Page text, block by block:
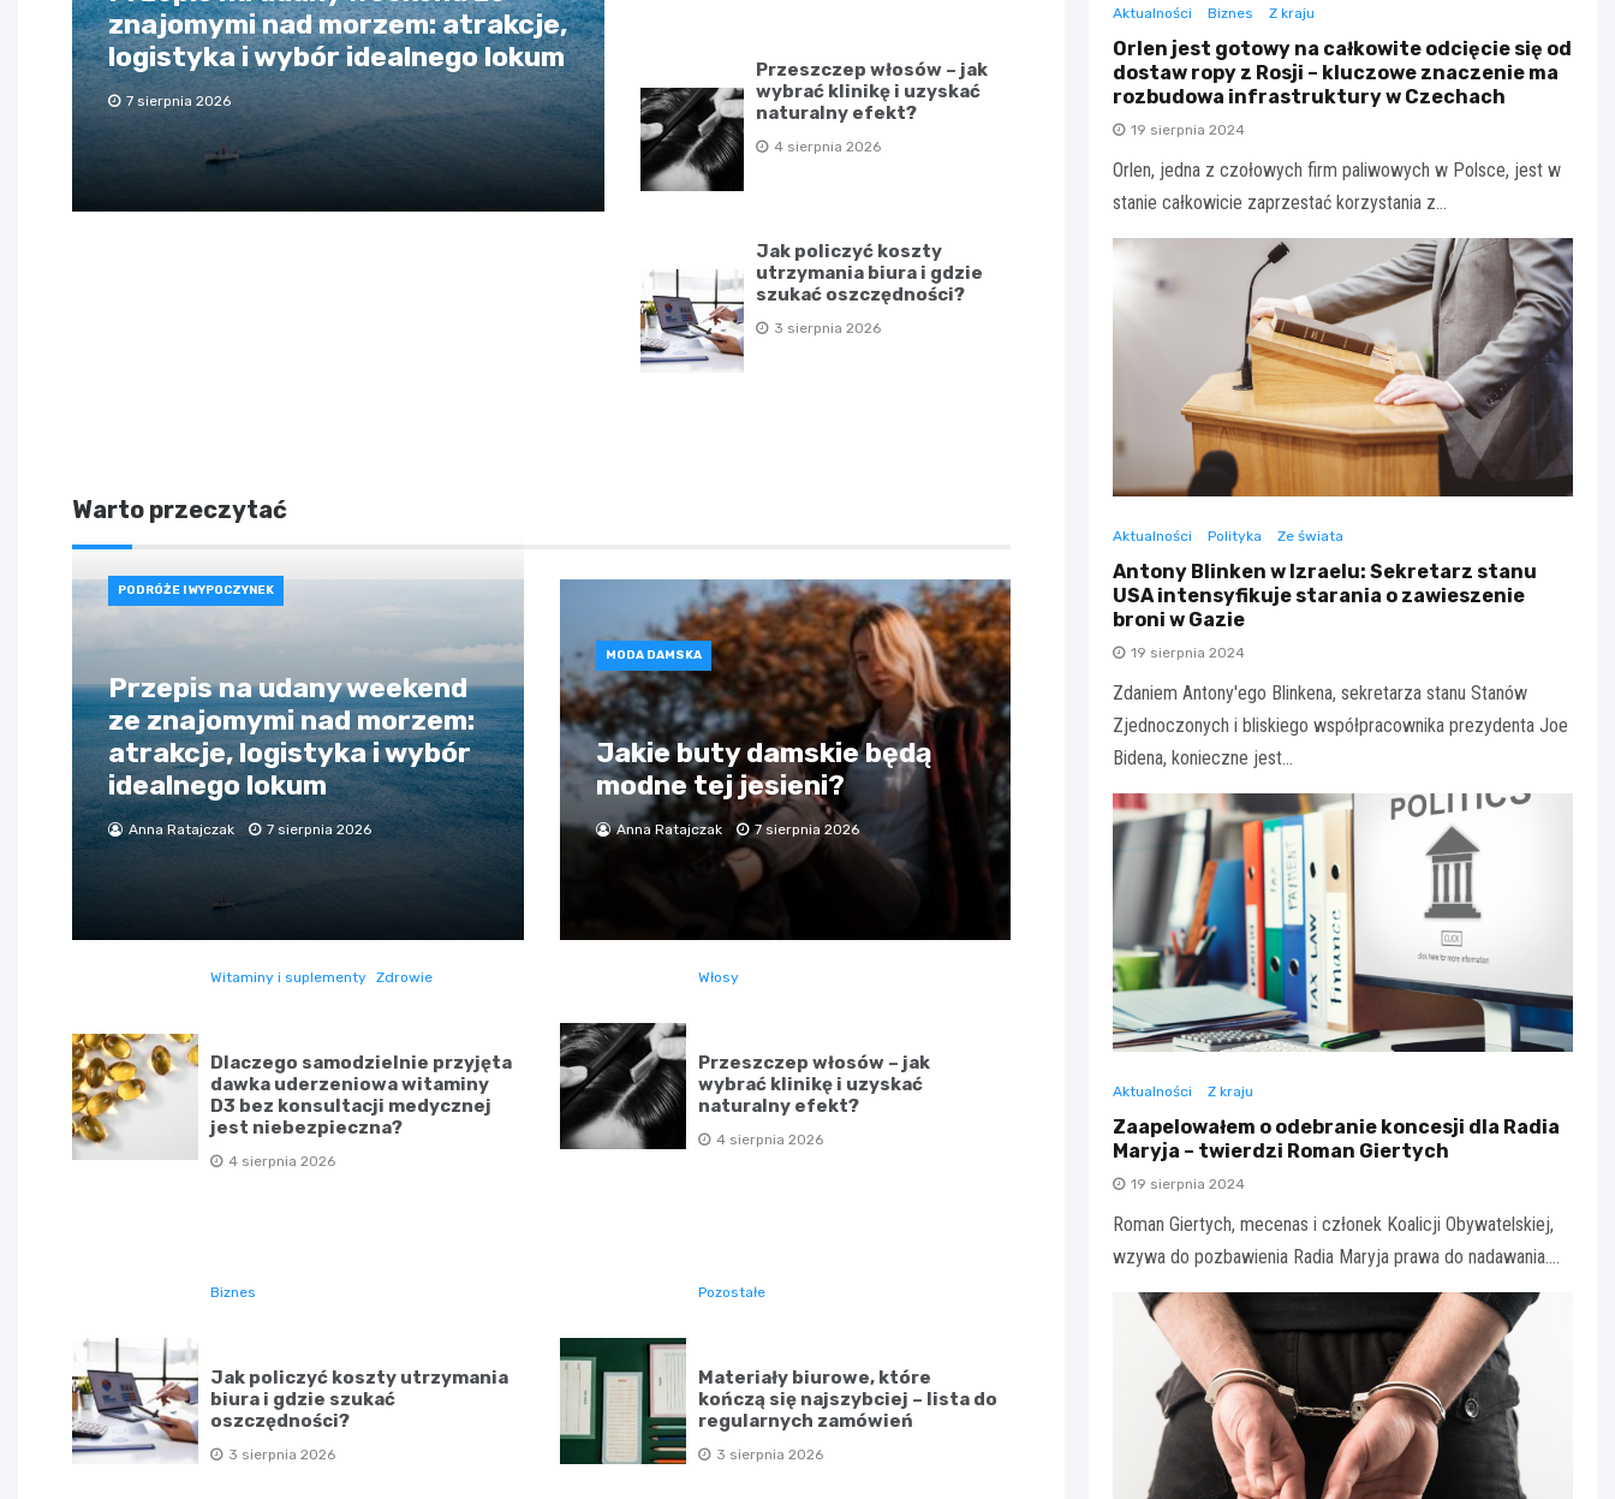
znajomymi nad morzem: atrakcje,
logistyka i wybór idealnego lokum
7 sierpnia 2026
Przeszczep włosów – jak
wybrać klinikę i uzyskać
naturalny efekt?
4 sierpnia 2026
Jak policzyć koszty
utrzymania biura i gdzie
szukać oszczędności?
3 sierpnia 2026
Warto przeczytać
PODRÓŻE I WYPOCZYNEK
Przepis na udany weekend
ze znajomymi nad morzem:
atrakcje, logistyka i wybór
idealnego lokum
Anna Ratajczak 7 sierpnia 2026
MODA DAMSKA
Jakie buty damskie będą
modne tej jesieni?
Anna Ratajczak 7 sierpnia 2026
Witaminy i suplementy Zdrowie
Dlaczego samodzielnie przyjęta
dawka uderzeniowa witaminy
D3 bez konsultacji medycznej
jest niebezpieczna?
4 sierpnia 2026
Włosy
Przeszczep włosów – jak
wybrać klinikę i uzyskać
naturalny efekt?
4 sierpnia 2026
Biznes
Jak policzyć koszty utrzymania
biura i gdzie szukać
oszczędności?
3 sierpnia 2026
Pozostałe
Materiały biurowe, które
kończą się najszybciej – lista do
regularnych zamówień
3 sierpnia 2026
Aktualności Biznes Z kraju
Orlen jest gotowy na całkowite odcięcie się od
dostaw ropy z Rosji – kluczowe znaczenie ma
rozbudowa infrastruktury w Czechach
19 sierpnia 2024
Orlen, jedna z czołowych firm paliwowych w Polsce, jest w
stanie całkowicie zaprzestać korzystania z…
Aktualności Polityka Ze świata
Antony Blinken w Izraelu: Sekretarz stanu
USA intensyfikuje starania o zawieszenie
broni w Gazie
19 sierpnia 2024
Zdaniem Antony'ego Blinkena, sekretarza stanu Stanów
Zjednoczonych i bliskiego współpracownika prezydenta Joe
Bidena, konieczne jest…
Aktualności Z kraju
Zaapelowałem o odebranie koncesji dla Radia
Maryja – twierdzi Roman Giertych
19 sierpnia 2024
Roman Giertych, mecenas i członek Koalicji Obywatelskiej,
wzywa do pozbawienia Radia Maryja prawa do nadawania.…